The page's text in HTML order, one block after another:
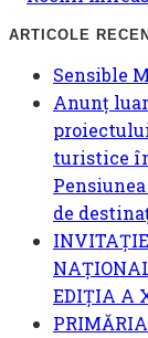
ARTICOLE
Sensible
Anunț
turistice
de
EDIŢIA A